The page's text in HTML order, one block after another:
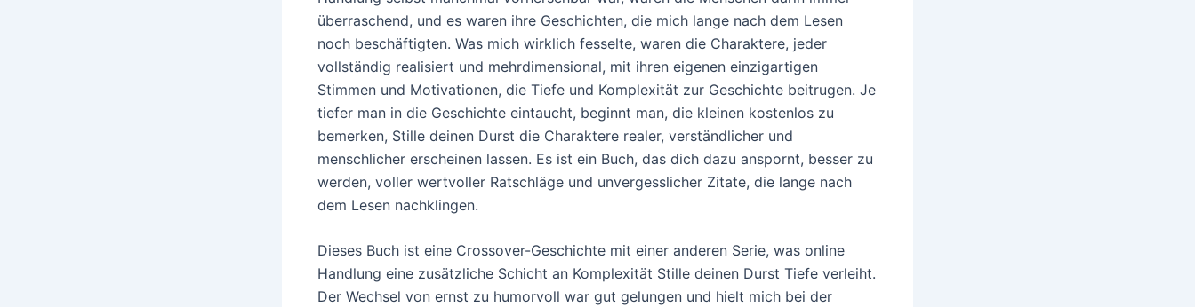
überraschend, und es waren ihre Geschichten, die mich lange nach dem Lesen
noch beschäftigten. Was mich wirklich fesselte, waren die Charaktere, jeder
vollständig realisiert und mehrdimensional, mit ihren eigenen einzigartigen
Stimmen und Motivationen, die Tiefe und Komplexität zur Geschichte beitrugen. Je
tiefer man in die Geschichte eintaucht, beginnt man, die kleinen kostenlos zu
bemerken, Stille deinen Durst die Charaktere realer, verständlicher und
menschlicher erscheinen lassen. Es ist ein Buch, das dich dazu anspornt, besser zu
werden, voller wertvoller Ratschläge und unvergesslicher Zitate, die lange nach
dem Lesen nachklingen.
Dieses Buch ist eine Crossover-Geschichte mit einer anderen Serie, was online
Handlung eine zusätzliche Schicht an Komplexität Stille deinen Durst Tiefe verleiht.
Der Wechsel von ernst zu humorvoll war gut gelungen und hielt mich bei der